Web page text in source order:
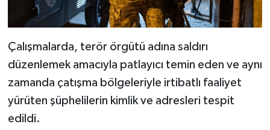
Çalışmalarda, terör örgütü adına saldırı
düzenlemek amacıyla patlayıcı temin eden ve aynı
zamanda çatışma bölgeleriyle irtibatlı faaliyet
yürüten şüphelilerin kimlik ve adresleri tespit
edildi.